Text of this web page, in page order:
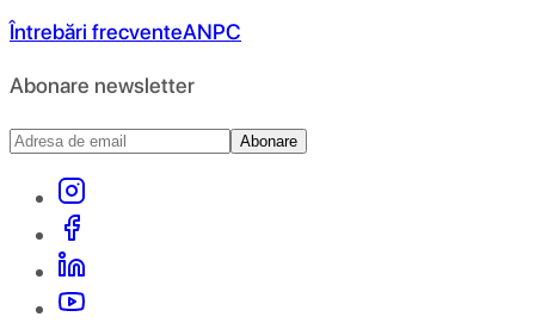
Întrebări frecventeANPC
Abonare newsletter
Abonare